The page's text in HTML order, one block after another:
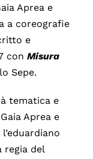
Aprea e
a coreografie
e
con Misura
Sepe.
tematica e
Aprea e
regia del